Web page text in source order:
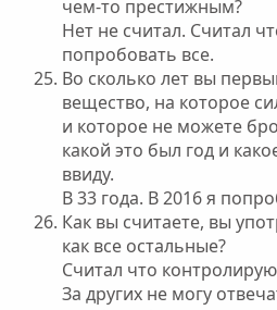
чем-то престижным?
Нет не считал. Считал
попробовать все.
Во сколько лет вы
вещество, на которое
и которое не можете
какой это был год и
ввиду.
В 33 года. В 2016 я
Как вы считаете, вы
как все остальные?
Считал что
За других не могу